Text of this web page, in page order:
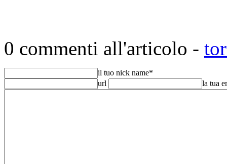
0 commenti all'articolo -
il tuo nick name*
url
la tua